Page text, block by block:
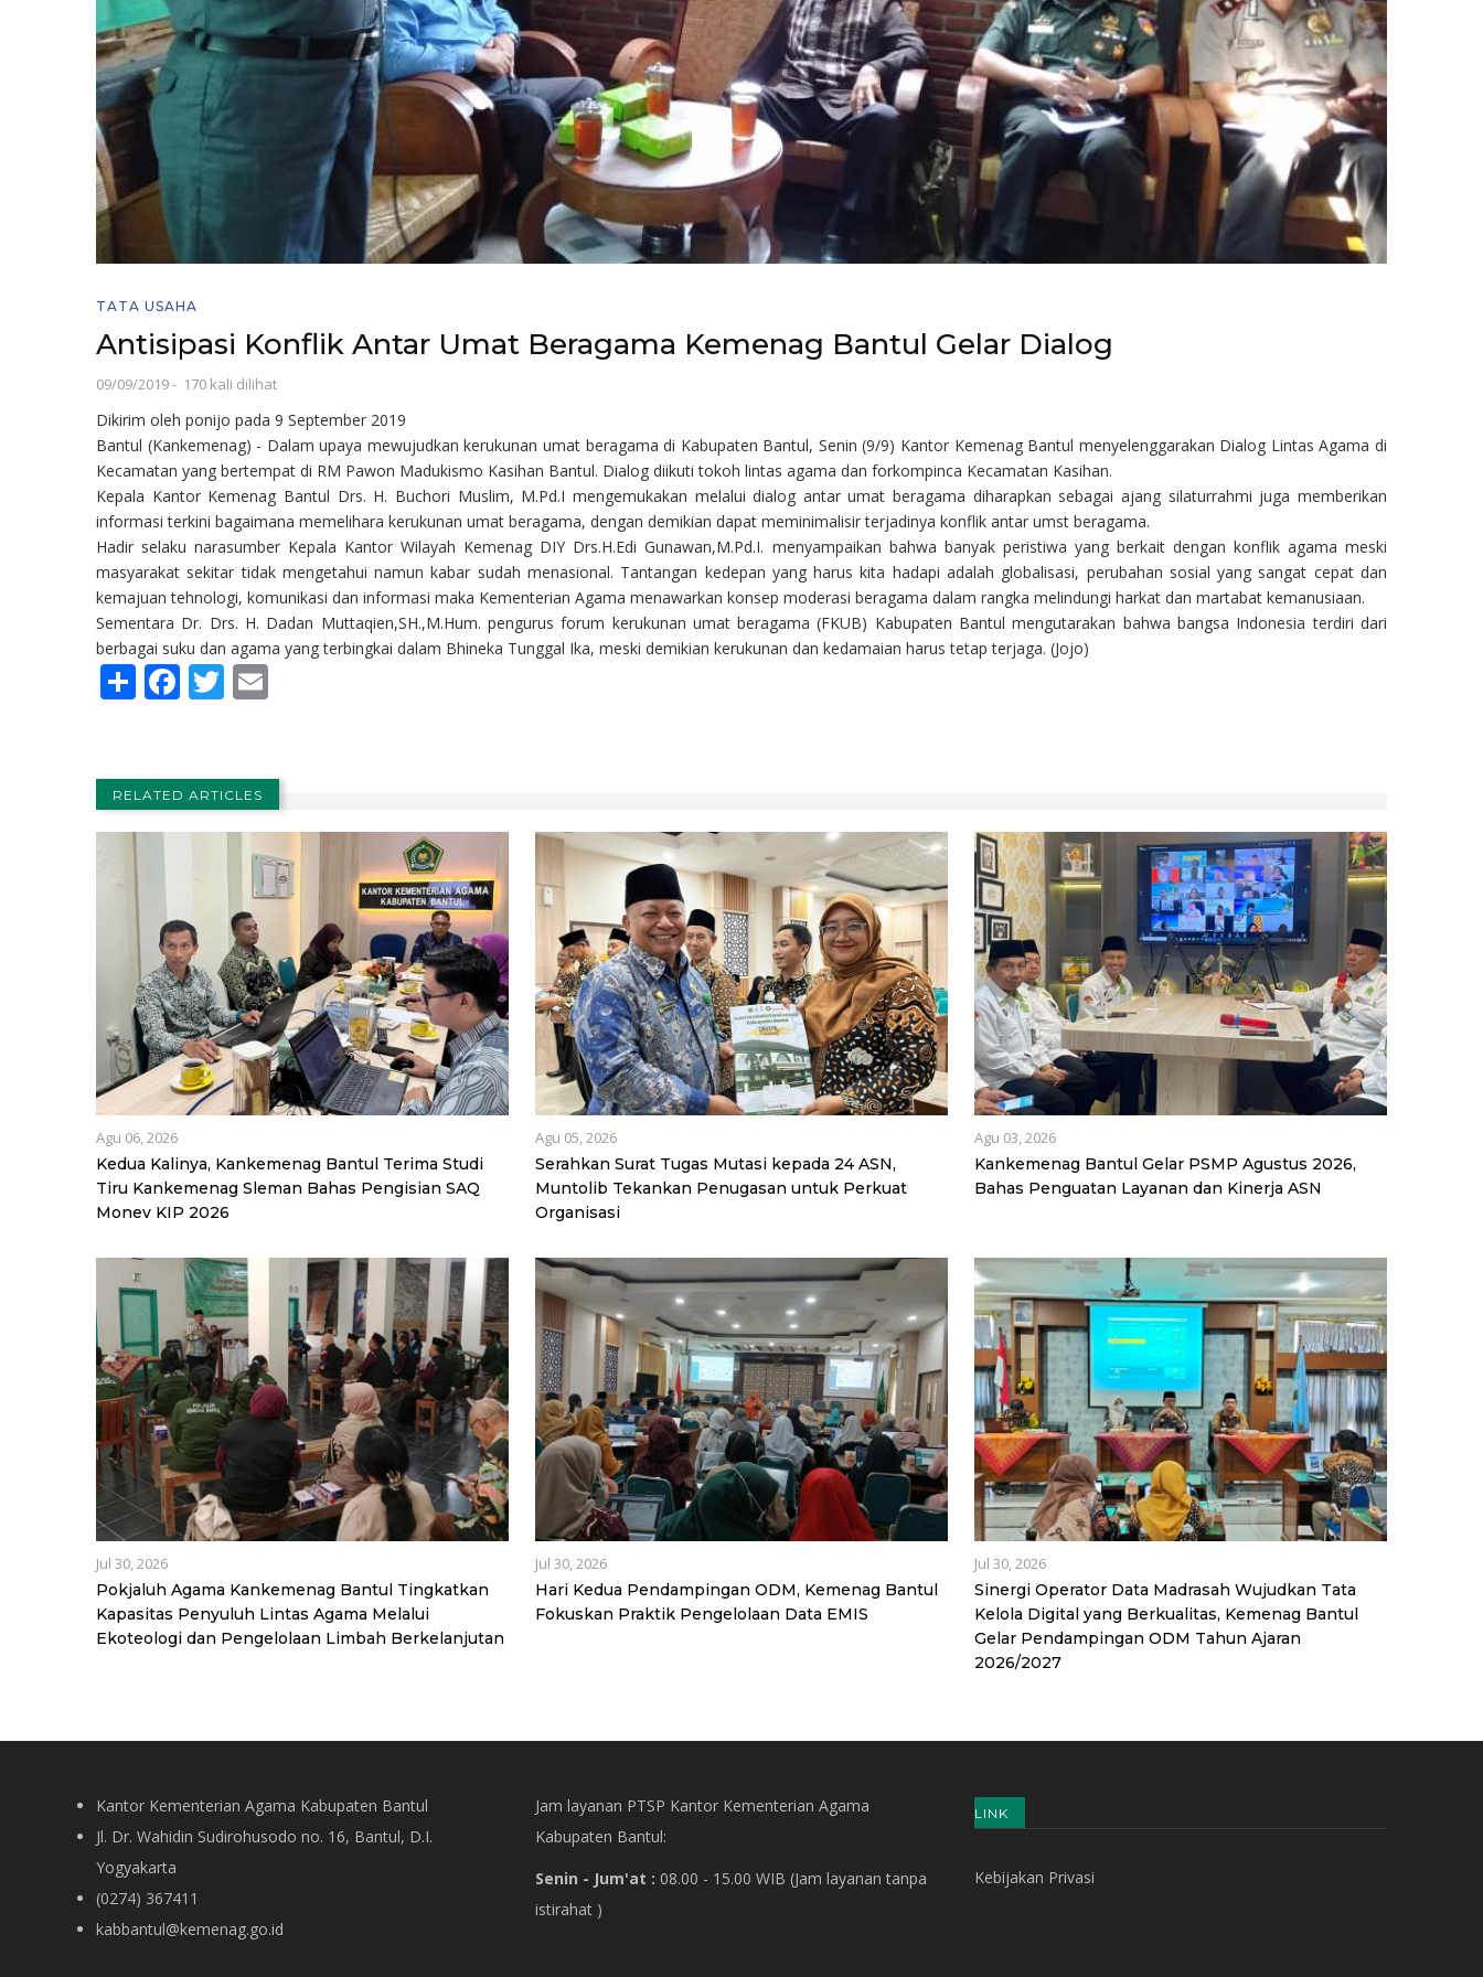
TATA USAHA
Antisipasi Konflik Antar Umat Beragama Kemenag Bantul Gelar Dialog
09/09/2019- 170 kali dilihat
Dikirim oleh ponijo pada 9 September 2019
Bantul (Kankemenag) - Dalam upaya mewujudkan kerukunan umat beragama di Kabupaten Bantul, Senin (9/9) Kantor Kemenag Bantul menyelenggarakan Dialog Lintas Agama di
Kecamatan yang bertempat di RM Pawon Madukismo Kasihan Bantul. Dialog diikuti tokoh lintas agama dan forkompinca Kecamatan Kasihan.
Kepala Kantor Kemenag Bantul Drs. H. Buchori Muslim, M.Pd.I mengemukakan melalui dialog antar umat beragama diharapkan sebagai ajang silaturrahmi juga memberikan
informasi terkini bagaimana memelihara kerukunan umat beragama, dengan demikian dapat meminimalisir terjadinya konflik antar umst beragama.
Hadir selaku narasumber Kepala Kantor Wilayah Kemenag DIY Drs.H.Edi Gunawan,M.Pd.I. menyampaikan bahwa banyak peristiwa yang berkait dengan konflik agama meski
masyarakat sekitar tidak mengetahui namun kabar sudah menasional. Tantangan kedepan yang harus kita hadapi adalah globalisasi, perubahan sosial yang sangat cepat dan
kemajuan tehnologi, komunikasi dan informasi maka Kementerian Agama menawarkan konsep moderasi beragama dalam rangka melindungi harkat dan martabat kemanusiaan.
Sementara Dr. Drs. H. Dadan Muttaqien,SH.,M.Hum. pengurus forum kerukunan umat beragama (FKUB) Kabupaten Bantul mengutarakan bahwa bangsa Indonesia terdiri dari
berbagai suku dan agama yang terbingkai dalam Bhineka Tunggal Ika, meski demikian kerukunan dan kedamaian harus tetap terjaga. (Jojo)
ShareFacebook
Twitter
RELATED ARTICLES
Agu 06, 2026
Kedua Kalinya, Kankemenag Bantul Terima Studi
Tiru Kankemenag Sleman Bahas Pengisian SAQ
Monev KIP 2026
Agu 05, 2026
Serahkan Surat Tugas Mutasi kepada 24 ASN,
Muntolib Tekankan Penugasan untuk Perkuat
Organisasi
Agu 03, 2026
Kankemenag Bantul Gelar PSMP Agustus 2026,
Bahas Penguatan Layanan dan Kinerja ASN
Jul 30, 2026
Pokjaluh Agama Kankemenag Bantul Tingkatkan
Kapasitas Penyuluh Lintas Agama Melalui
Ekoteologi dan Pengelolaan Limbah Berkelanjutan
Jul 30, 2026
Hari Kedua Pendampingan ODM, Kemenag Bantul
Fokuskan Praktik Pengelolaan Data EMIS
Jul 30, 2026
Sinergi Operator Data Madrasah Wujudkan Tata
Kelola Digital yang Berkualitas, Kemenag Bantul
Gelar Pendampingan ODM Tahun Ajaran
2026/2027
Kantor Kementerian Agama Kabupaten Bantul
Jl. Dr. Wahidin Sudirohusodo no. 16, Bantul, D.I.
Yogyakarta
(0274) 367411
kabbantul@kemenag.go.id
Jam layanan PTSP Kantor Kementerian Agama
Kabupaten Bantul:
Senin - Jum'at : 08.00 - 15.00 WIB (Jam layanan tanpa
istirahat )
LINK
Kebijakan Privasi